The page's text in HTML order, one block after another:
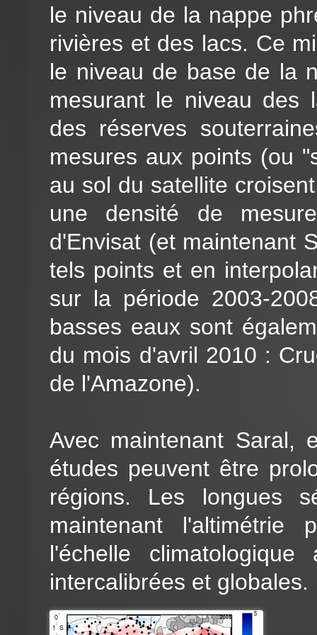
le niveau de la nappe
rivières et des lacs. Ce
le niveau de base de la
mesurant le niveau des
des réserves
mesures aux points (ou
au sol du satellite
une densité de
d'Envisat (et maintenant
tels points et en
sur la période 2003-
basses eaux sont
du mois d'avril 2010 :
de l'Amazone).
Avec maintenant Saral,
études peuvent être
régions. Les longues
maintenant l'altimétrie
l'échelle
intercalibrées et globales.